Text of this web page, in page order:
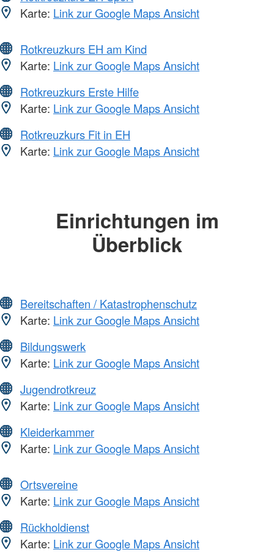
Karte: Link zur Google Maps Ansicht
Rotkreuzkurs EH am Kind
Karte: Link zur Google Maps Ansicht
Rotkreuzkurs Erste Hilfe
Karte: Link zur Google Maps Ansicht
Rotkreuzkurs Fit in EH
Karte: Link zur Google Maps Ansicht
Einrichtungen im
Überblick
Bereitschaften / Katastrophenschutz
Karte: Link zur Google Maps Ansicht
Bildungswerk
Karte: Link zur Google Maps Ansicht
Jugendrotkreuz
Karte: Link zur Google Maps Ansicht
Kleiderkammer
Karte: Link zur Google Maps Ansicht
Ortsvereine
Karte: Link zur Google Maps Ansicht
Rückholdienst
Karte: Link zur Google Maps Ansicht